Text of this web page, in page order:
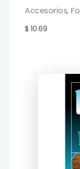
$ 10.69
Accesorios,